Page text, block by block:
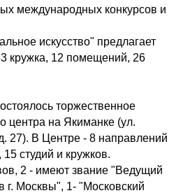
международных конкурсов и
искусство" предлагает
кружка, 12 помещений, 26
торжественное
центра на Якиманке (ул.
27). В Центре - 8 направлений
15 студий и кружков.
2 - имеют звание "Ведущий
г. Москвы", 1- "Московский